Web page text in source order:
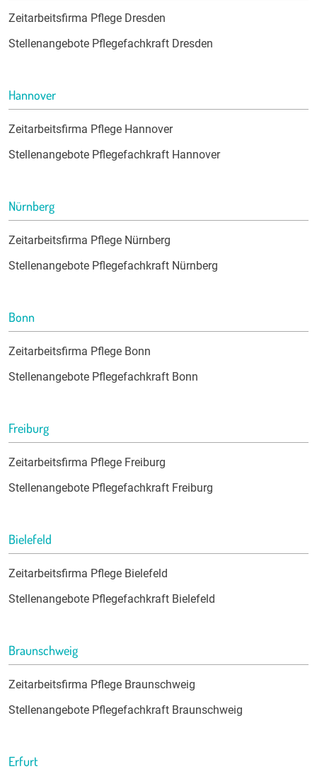
Zeitarbeitsfirma Pflege Dresden
Stellenangebote Pflegefachkraft Dresden
Hannover
Zeitarbeitsfirma Pflege Hannover
Stellenangebote Pflegefachkraft Hannover
Nürnberg
Zeitarbeitsfirma Pflege Nürnberg
Stellenangebote Pflegefachkraft Nürnberg
Bonn
Zeitarbeitsfirma Pflege Bonn
Stellenangebote Pflegefachkraft Bonn
Freiburg
Zeitarbeitsfirma Pflege Freiburg
Stellenangebote Pflegefachkraft Freiburg
Bielefeld
Zeitarbeitsfirma Pflege Bielefeld
Stellenangebote Pflegefachkraft Bielefeld
Braunschweig
Zeitarbeitsfirma Pflege Braunschweig
Stellenangebote Pflegefachkraft Braunschweig
Erfurt